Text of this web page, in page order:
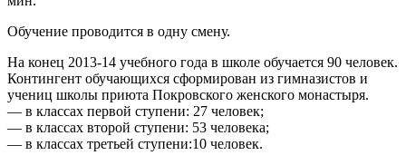
Обучение проводится в одну смену.
На конец 2013-14 учебного года в школе обучается 90 человек.
Контингент обучающихся сформирован из гимназистов и
учениц школы приюта Покровского женского монастыря.
— в классах первой ступени: 27 человек;
— в классах второй ступени: 53 человека;
— в классах третьей ступени:10 человек.